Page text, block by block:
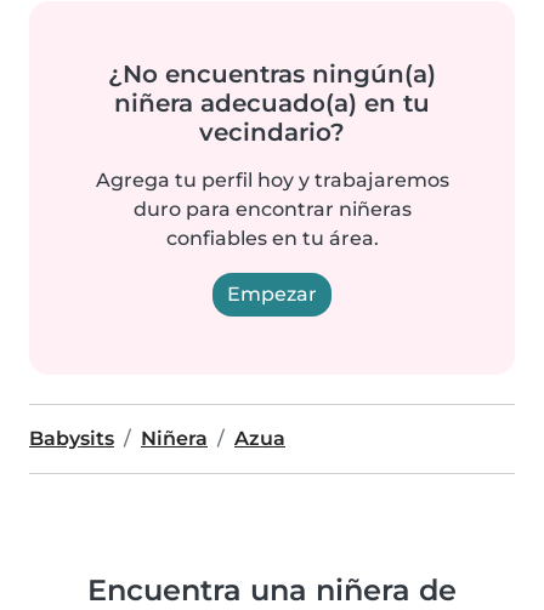
¿No encuentras ningún(a)
niñera adecuado(a) en tu
vecindario?
Agrega tu perfil hoy y trabajaremos
duro para encontrar niñeras
confiables en tu área.
Empezar
Babysits Niñera Azua
Encuentra una niñera de